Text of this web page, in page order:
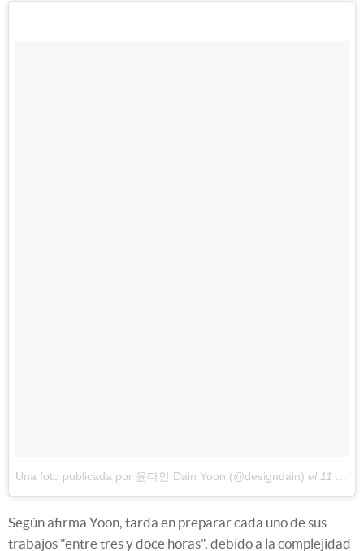
Una foto publicada por 윤다인 Dain Yoon (@designdain) el 11 de Jun de 2016 a la(s) 8:01 PDT
Según afirma Yoon, tarda en preparar cada uno de sus
trabajos "entre tres y doce horas", debido a la complejidad